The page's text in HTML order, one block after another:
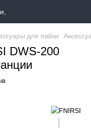
для пайки
DWS-200